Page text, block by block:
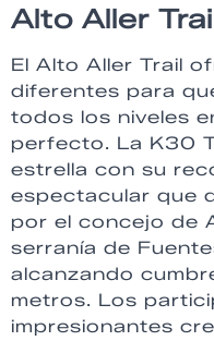
Alto Aller
El Alto Aller Trail
diferentes para
todos los niveles
perfecto. La K30
estrella con su
espectacular que
por el concejo de
serranía de
alcanzando
metros. Los
impresionantes